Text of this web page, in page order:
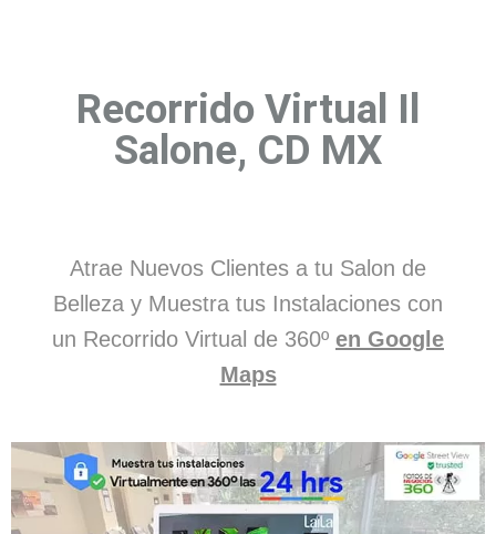
Recorrido Virtual Il
Salone, CD MX
Atrae Nuevos Clientes a tu Salon de
Belleza y Muestra tus Instalaciones con
un Recorrido Virtual de 360º en Google
Maps